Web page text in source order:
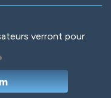
verront pour